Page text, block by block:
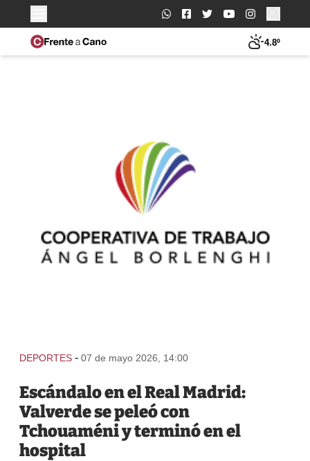
Buscar:
4.8º
DEPORTES - 07 de mayo 2026, 14:00
Escándalo en el Real Madrid:
Valverde se peleó con
Tchouaméni y terminó en el
hospital